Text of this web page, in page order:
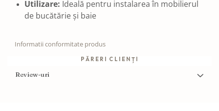
Utilizare: Ideală pentru instalarea în mobilierul
de bucătărie și baie
Informatii conformitate produs
PĂRERI CLIENȚI
Review-uri